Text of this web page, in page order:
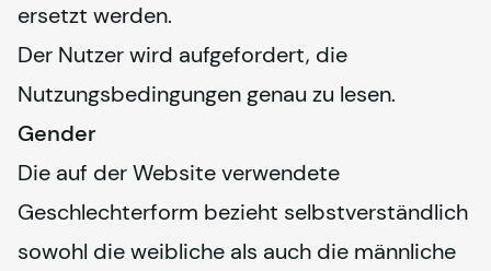
ersetzt werden.
Der Nutzer wird aufgefordert, die
Nutzungsbedingungen genau zu lesen.
Gender
Die auf der Website verwendete
Geschlechterform bezieht selbstverständlich
sowohl die weibliche als auch die männliche